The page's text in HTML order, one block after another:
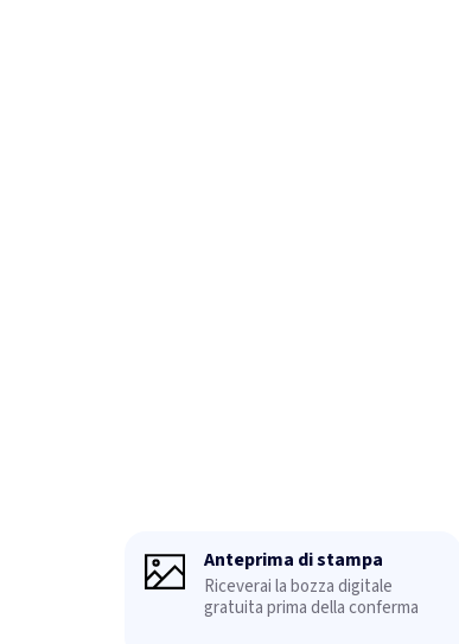
Anteprima di stampa
Riceverai la bozza digitale
gratuita prima della conferma